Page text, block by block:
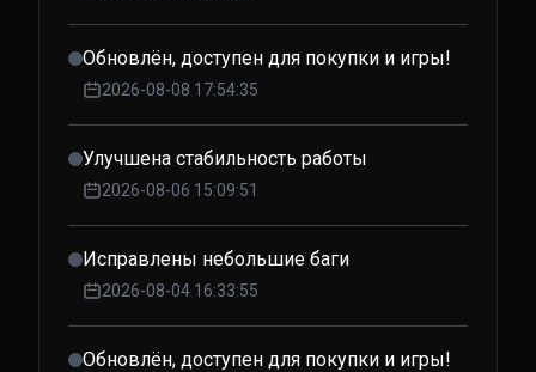
Обновлён, доступен для покупки и игры!
2026-08-08 17:54:35
Улучшена стабильность работы
2026-08-06 15:09:51
Исправлены небольшие баги
2026-08-04 16:33:55
Обновлён, доступен для покупки и игры!